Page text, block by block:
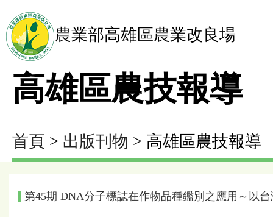
農業部高雄區農業改良場
高雄區農技報導
首頁 > 出版刊物 > 高雄區農技報導
第45期 DNA分子標誌在作物品種鑑別之應用～以